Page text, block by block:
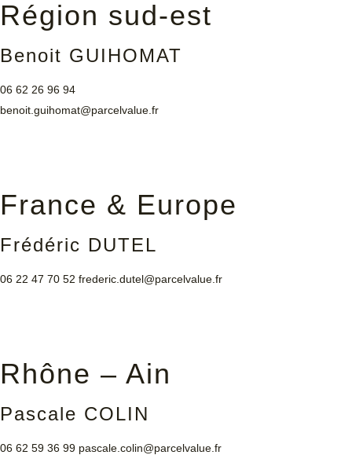
Région sud-est
Benoit GUIHOMAT
06 62 26 96 94
benoit.guihomat@parcelvalue.fr
France & Europe
Frédéric DUTEL
06 22 47 70 52 frederic.dutel@parcelvalue.fr
Rhône – Ain
Pascale COLIN
06 62 59 36 99 pascale.colin@parcelvalue.fr